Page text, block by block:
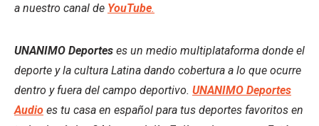
a nuestro canal de YouTube.
UNANIMO Deportes es un medio multiplataforma donde el
deporte y la cultura Latina dando cobertura a lo que ocurre
dentro y fuera del campo deportivo. UNANIMO Deportes
Audio es tu casa en español para tus deportes favoritos en